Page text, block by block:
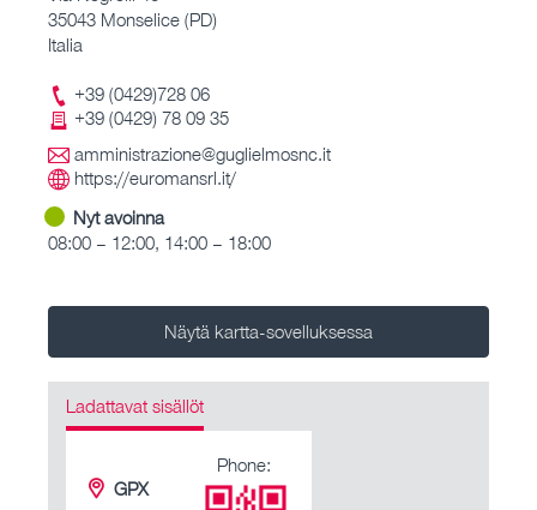
35043 Monselice (PD)
Italia
+39 (0429)728 06
+39 (0429) 78 09 35
amministrazione@guglielmosnc.it
https://euromansrl.it/
Nyt avoinna
08:00 – 12:00, 14:00 – 18:00
Näytä kartta-sovelluksessa
Ladattavat sisällöt
GPX
Phone: